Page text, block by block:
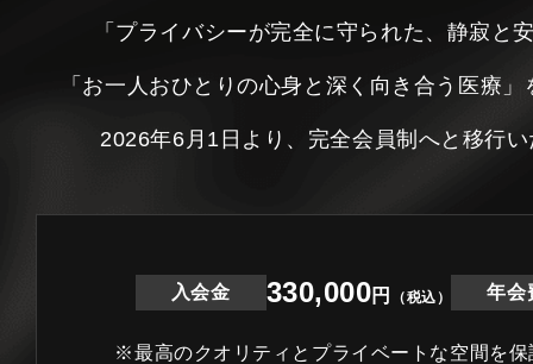
「プライバシーが完全に守られた、静寂と
「お一人おひとりの心身と深く向き合う医療
2026年6月1日より、完全会員制へと移行
入会金 330,000円 （税込） 年会
※最高のクオリティとプライベートな空間を保